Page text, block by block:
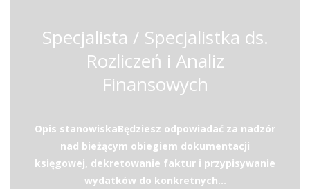
Specjalista / Specjalistka ds.
Rozliczeń i Analiz
Finansowych
Opis stanowiskaBędziesz odpowiadać za nadzór
nad bieżącym obiegiem dokumentacji
księgowej, dekretowanie faktur i przypisywanie
wydatków do konkretnych...